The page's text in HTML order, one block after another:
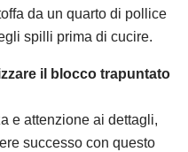
da un quarto di pollice
spilli prima di cucire.
il blocco trapuntato
e attenzione ai dettagli,
successo con questo